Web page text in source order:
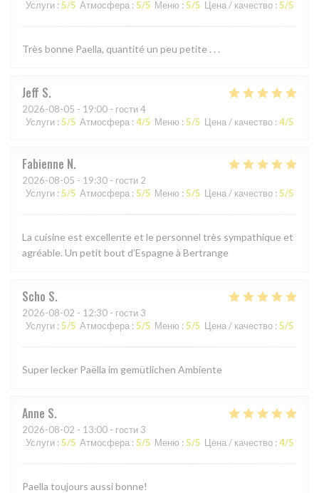
Услуги : 5/5 Атмосфера : 5/5 Меню : 5/5 Цена / качество : 5/5
Très bonne Paella, quantité un peu petite . . .
Jeff S
2026-08-05 - 19:00 - гости 4
Услуги : 5/5 Атмосфера : 4/5 Меню : 5/5 Цена / качество : 4/5
Fabienne N
2026-08-05 - 19:30 - гости 2
Услуги : 5/5 Атмосфера : 5/5 Меню : 5/5 Цена / качество : 5/5
La cuisine est excellente et le personnel très sympathique et
agréable. Un petit bout d’Espagne à Bertrange
Scho S
2026-08-02 - 12:30 - гости 3
Услуги : 5/5 Атмосфера : 5/5 Меню : 5/5 Цена / качество : 5/5
Super lecker Paëlla im gemütlichen Ambiente
Anne S
2026-08-02 - 13:00 - гости 3
Услуги : 5/5 Атмосфера : 5/5 Меню : 5/5 Цена / качество : 4/5
Paella toujours aussi bonne!